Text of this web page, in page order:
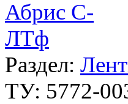
Раздел:
ТУ: 5772-